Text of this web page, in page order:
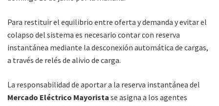
Para restituir el equilibrio entre oferta y demanda y evitar el
colapso del sistema es necesario contar con reserva
instantánea mediante la desconexión automática de cargas,
a través de relés de alivio de carga.
La responsabilidad de aportar a la reserva instantánea del
Mercado Eléctrico Mayorista se asigna a los agentes